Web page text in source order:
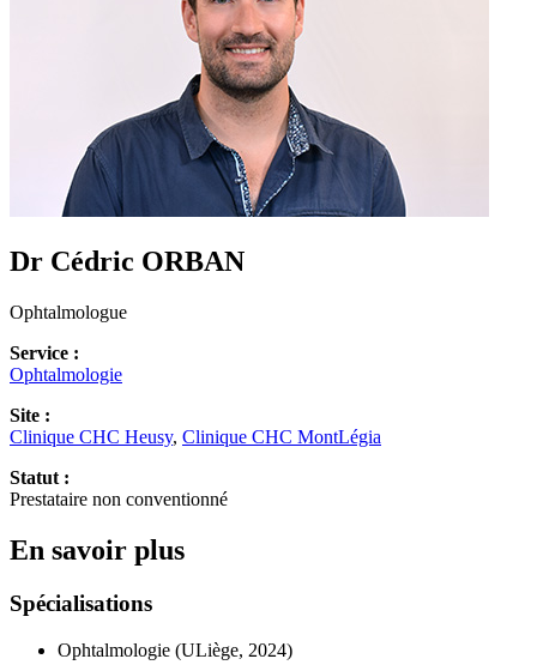
Dr Cédric ORBAN
Ophtalmologue
Service :
Ophtalmologie
Site :
Clinique CHC Heusy, Clinique CHC MontLégia
Statut :
Prestataire non conventionné
En savoir plus
Spécialisations
Ophtalmologie (ULiège, 2024)